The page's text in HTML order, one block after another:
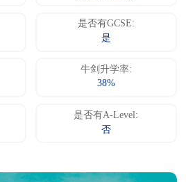
是否有GCSE:
是
牛剑升学率:
38%
是否有A-Level:
否